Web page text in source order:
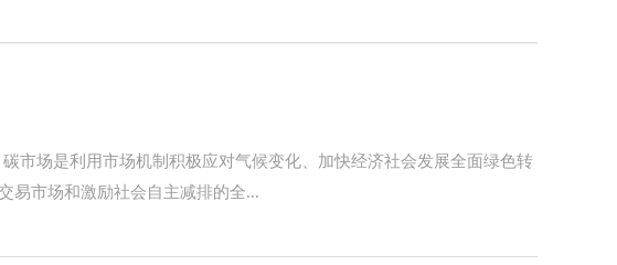
场是利用市场机制积极应对气候变化、加快经济社会发展全面绿色转
易市场和激励社会自主减排的全...